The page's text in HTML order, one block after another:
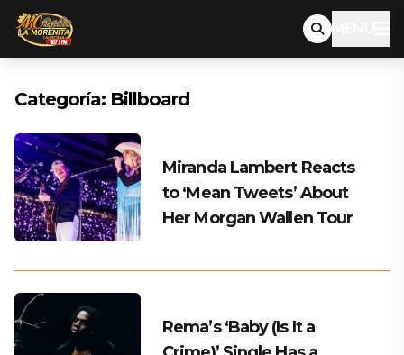
MENU
Categoría: Billboard
Miranda Lambert Reacts
to ‘Mean Tweets’ About
Her Morgan Wallen Tour
Rema’s ‘Baby (Is It a